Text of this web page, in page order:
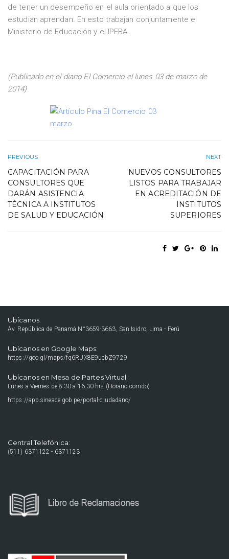
de tener un desempeño en el aula orientado a que los
estudian aprendan. En esto trabajan conjuntamente el
Ministerio de Educación y el IPEBA.
(Publicado en el diario El Comercio el lunes 03 de marzo de
2014)
PREVIOUS
CAPACITACIÓN PARA
CONSULTORES QUE
DARÁN ASISTENCIA
TÉCNICA A INSTITUTOS
DE SALUD Y EDUCACIÓN
NEXT
NUEVOS CONSULTORES
LISTOS PARA TRABAJAR
EN ACREDITACIÓN DE
INSTITUTOS
SUPERIORES
Ubícanos:
Av. República de Panamá N°3659-3663, San Isidro, Lima - Perú
Ubícanos en Google Maps:
https://goo.gl/maps/fq6RUX8E9ucbZ9729
Ubícanos en Mesa de Partes Virtual:
Lunes a Viernes de 8:30 a 16:30 hrs (Horario corrido).
https://app.sineace.gob.pe/portal-ciudadano/
Central Telefónica:
(511) 6371122 - 6371123